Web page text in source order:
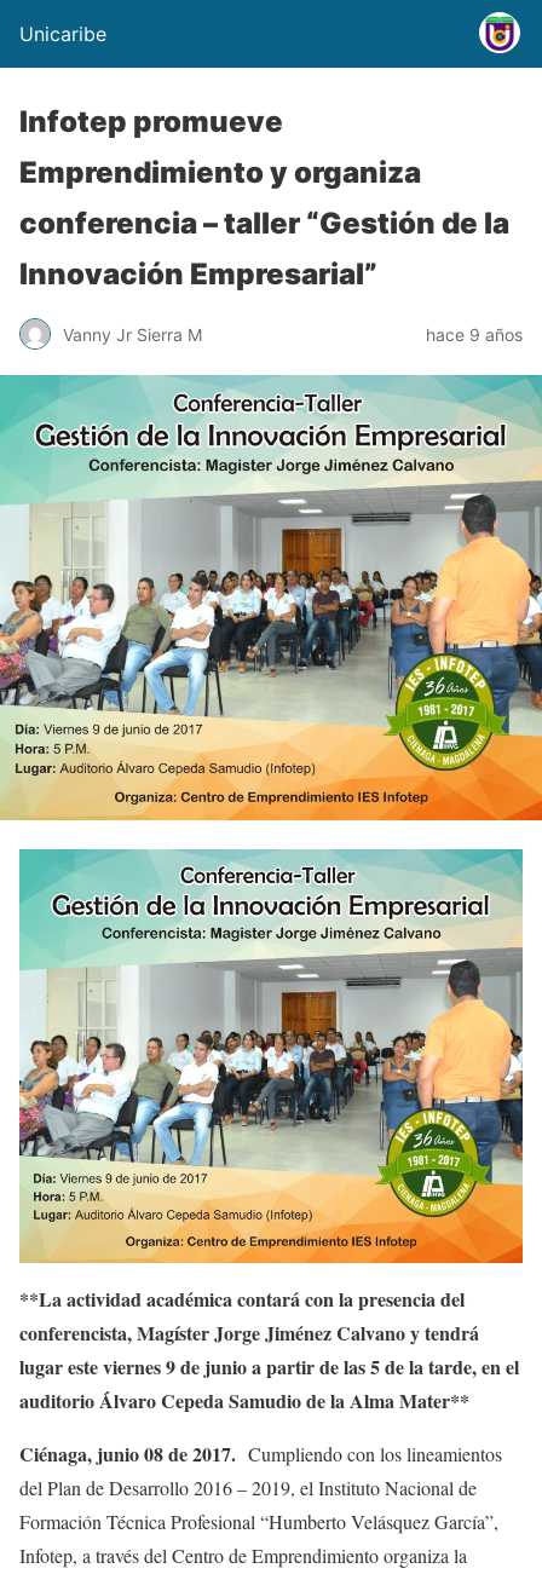
Unicaribe
Infotep promueve
Emprendimiento y organiza
conferencia – taller “Gestión de la
Innovación Empresarial”
Vanny Jr Sierra M hace 9 años
**La actividad académica contará con la presencia del
conferencista, Magíster Jorge Jiménez Calvano y tendrá
lugar este viernes 9 de junio a partir de las 5 de la tarde, en el
auditorio Álvaro Cepeda Samudio de la Alma Mater**
Ciénaga, junio 08 de 2017. Cumpliendo con los lineamientos
del Plan de Desarrollo 2016 – 2019, el Instituto Nacional de
Formación Técnica Profesional “Humberto Velásquez García”,
Infotep, a través del Centro de Emprendimiento organiza la